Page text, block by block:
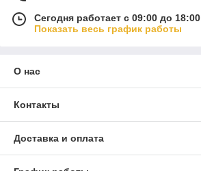
Сегодня работает с 09:00 до 18:00
Показать весь график работы
О нас
Контакты
Доставка и оплата